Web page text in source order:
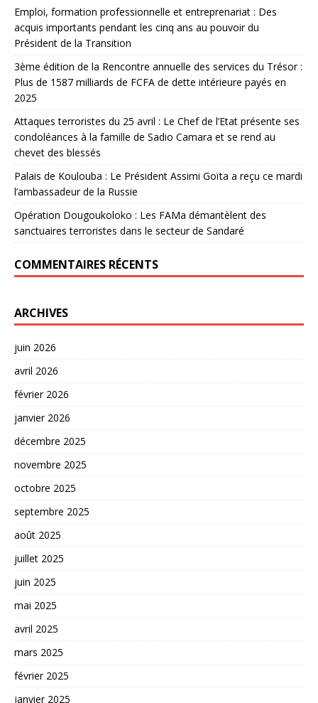
Emploi, formation professionnelle et entreprenariat : Des
acquis importants pendant les cinq ans au pouvoir du
Président de la Transition
3ème édition de la Rencontre annuelle des services du Trésor :
Plus de 1587 milliards de FCFA de dette intérieure payés en
2025
Attaques terroristes du 25 avril : Le Chef de l’Etat présente ses
condoléances à la famille de Sadio Camara et se rend au
chevet des blessés
Palais de Koulouba : Le Président Assimi Goïta a reçu ce mardi
l’ambassadeur de la Russie
Opération Dougoukoloko : Les FAMa démantèlent des
sanctuaires terroristes dans le secteur de Sandaré
COMMENTAIRES RÉCENTS
ARCHIVES
juin 2026
avril 2026
février 2026
janvier 2026
décembre 2025
novembre 2025
octobre 2025
septembre 2025
août 2025
juillet 2025
juin 2025
mai 2025
avril 2025
mars 2025
février 2025
janvier 2025